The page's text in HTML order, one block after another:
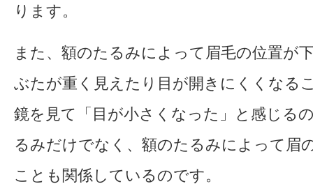
ります。
また、額のたるみによって眉毛の位置が
ぶたが重く見えたり目が開きにくくなる
鏡を見て「目が小さくなった」と感じる
るみだけでなく、額のたるみによって眉
ことも関係しているのです。